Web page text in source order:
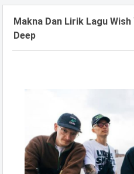
Makna Dan Lirik Lagu
Deep